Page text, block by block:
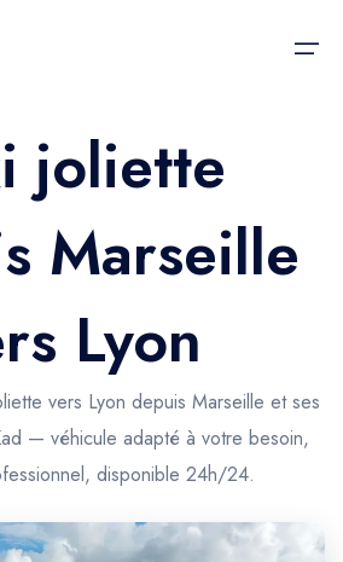
joliette
Marseille
Lyon
vers Lyon depuis Marseille et ses
— véhicule adapté à votre besoin,
disponible 24h/24.